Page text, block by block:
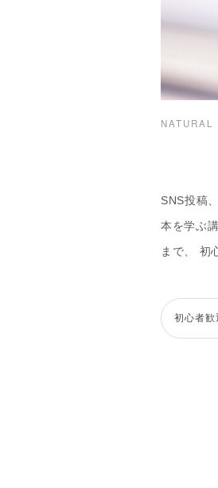
SNS投稿
本を学ぶ
まで、 初
初心者歓